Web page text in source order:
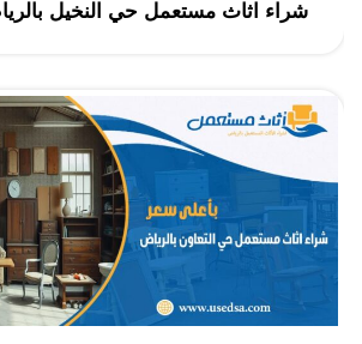
شراء اثاث مستعمل حي النخيل